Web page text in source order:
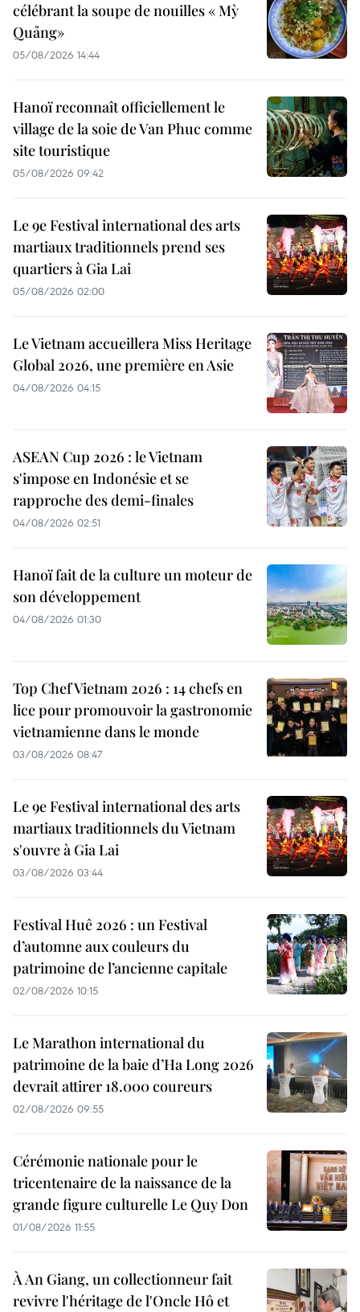
célébrant la soupe de nouilles « Mỳ
Quảng»
05/08/2026 14:44
Hanoï reconnaît officiellement le
village de la soie de Van Phuc comme
site touristique
05/08/2026 09:42
Le 9e Festival international des arts
martiaux traditionnels prend ses
quartiers à Gia Lai
05/08/2026 02:00
Le Vietnam accueillera Miss Heritage
Global 2026, une première en Asie
04/08/2026 04:15
ASEAN Cup 2026 : le Vietnam
s'impose en Indonésie et se
rapproche des demi-finales
04/08/2026 02:51
Hanoï fait de la culture un moteur de
son développement
04/08/2026 01:30
Top Chef Vietnam 2026 : 14 chefs en
lice pour promouvoir la gastronomie
vietnamienne dans le monde
03/08/2026 08:47
Le 9e Festival international des arts
martiaux traditionnels du Vietnam
s'ouvre à Gia Lai
03/08/2026 03:44
Festival Huê 2026 : un Festival
d’automne aux couleurs du
patrimoine de l’ancienne capitale
02/08/2026 10:15
Le Marathon international du
patrimoine de la baie d’Ha Long 2026
devrait attirer 18.000 coureurs
02/08/2026 09:55
Cérémonie nationale pour le
tricentenaire de la naissance de la
grande figure culturelle Le Quy Don
01/08/2026 11:55
À An Giang, un collectionneur fait
revivre l'héritage de l'Oncle Hô et